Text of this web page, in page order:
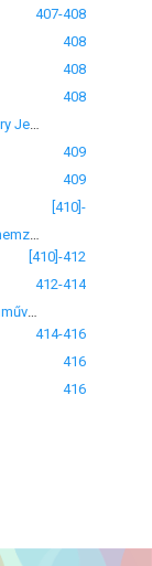
407-408
408
408
408
409
409
[410]-
[410]-412
412-414
414-416
416
416